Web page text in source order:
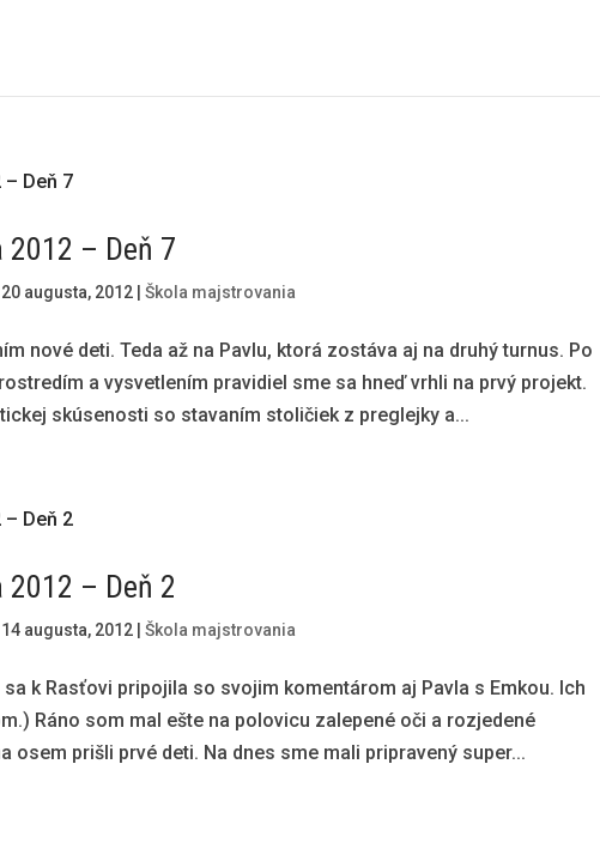
– Deň 7
20 augusta, 2012 |Škola majstrovania
nové deti. Teda až na Pavlu, ktorá zostáva aj na druhý turnus. Po
a vysvetlením pravidiel sme sa hneď vrhli na prvý projekt.
skúsenosti so stavaním stoličiek z preglejky a...
– Deň 2
14 augusta, 2012 |Škola majstrovania
k Rasťovi pripojila so svojim komentárom aj Pavla s Emkou. Ich
Ráno som mal ešte na polovicu zalepené oči a rozjedené
osem prišli prvé deti. Na dnes sme mali pripravený super...